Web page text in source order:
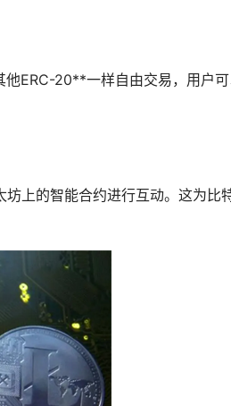
ERC-20**一样自由交易，用户
上的智能合约进行互动。这为比